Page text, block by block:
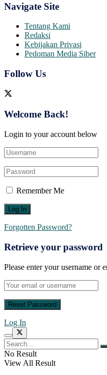
Navigate Site
Tentang Kami
Redaksi
Kebijakan Privasi
Pedoman Media Siber
Follow Us
Welcome Back!
Login to your account below
Remember Me
Forgotten Password?
Retrieve your password
Please enter your username or
Log In
No Result
View All Result